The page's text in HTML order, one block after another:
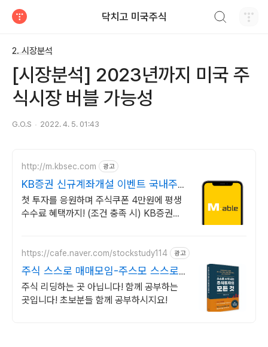
닥치고 미국주식
2. 시장분석
[시장분석] 2023년까지 미국 주
식시장 버블 가능성
G.O.S 2022. 4. 5. 01:43
http://m.kbsec.com 광고
KB증권 신규계좌개설 이벤트 국내주
식쿠폰 최대 5만원
첫 투자를 응원하며 주식쿠폰 4만원에 평생
수수료 혜택까지! (조건 충족 시) KB증권에
https://cafe.naver.com/stockstudy114 광고
주식 스스로 매매모임-주스모 스스로
공부법을 배웁니다 !
주식 리딩하는 곳 아닙니다! 함께 공부하는
곳입니다! 초보분들 함께 공부하시지요!